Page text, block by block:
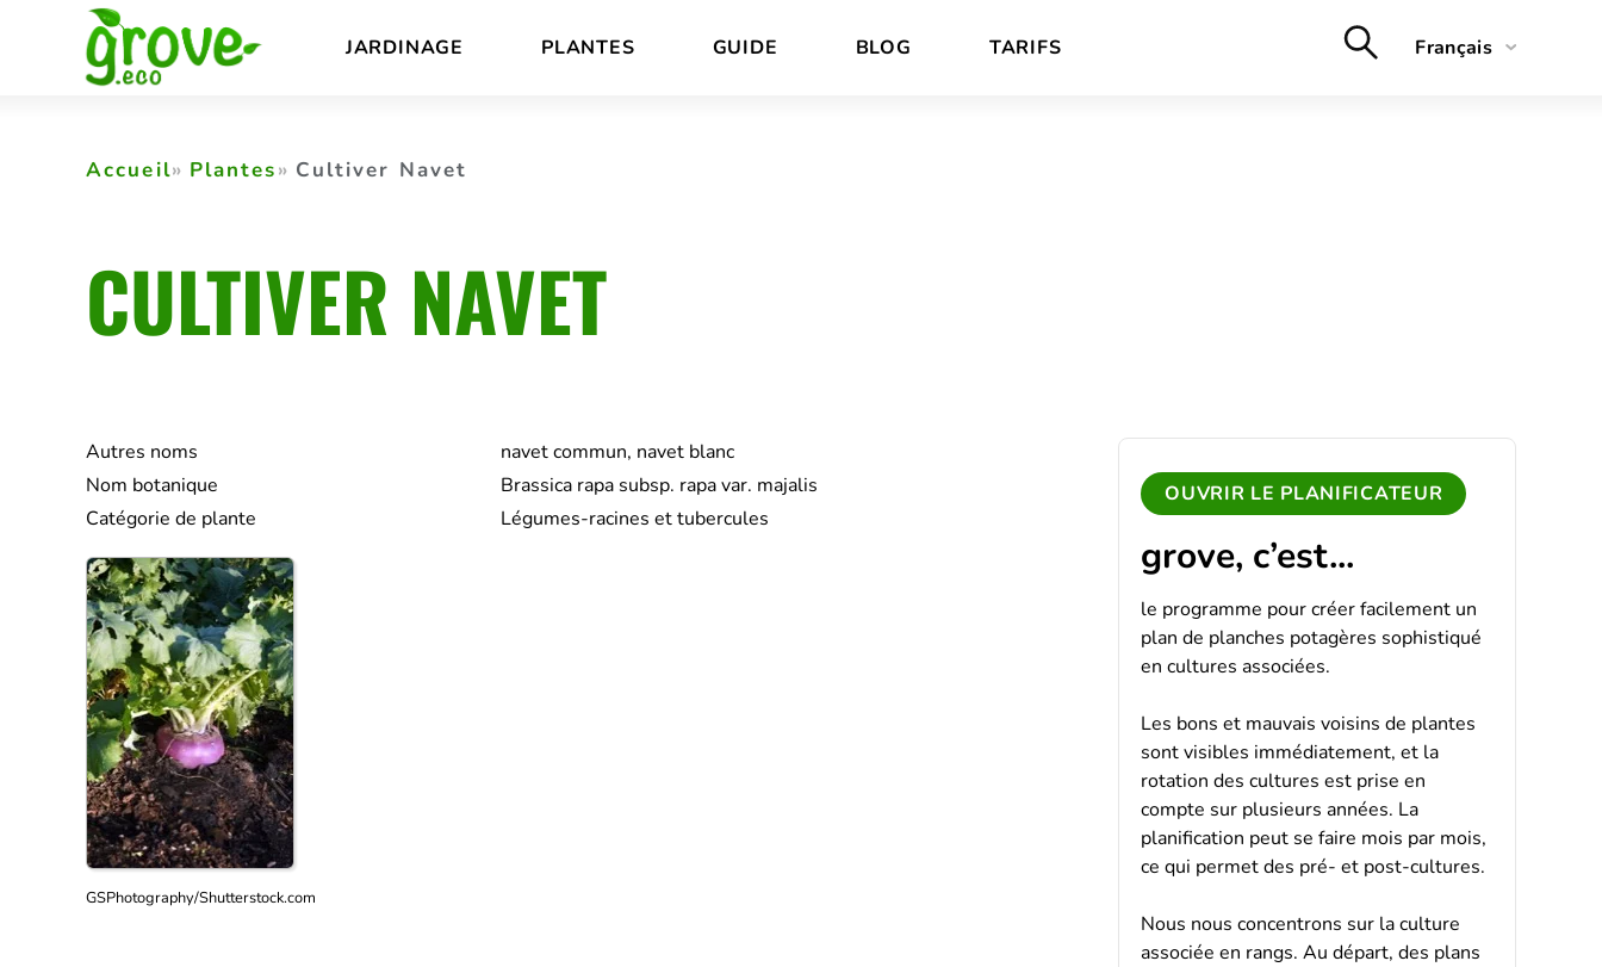
JARDINAGE PLANTES GUIDE BLOG TARIFS Français
Accueil Plantes Cultiver Navet
CULTIVER NAVET
Autres noms
navet commun, navet blanc
Nom botanique
Brassica rapa subsp. rapa var. majalis
Catégorie de plante
Légumes-racines et tubercules
GSPhotography/Shutterstock.com
OUVRIR LE PLANIFICATEUR
grove, c’est...
le programme pour créer facilement un
plan de planches potagères sophistiqué
en cultures associées.
Les bons et mauvais voisins de plantes
sont visibles immédiatement, et la
rotation des cultures est prise en
compte sur plusieurs années. La
planification peut se faire mois par mois,
ce qui permet des pré- et post-cultures.
Nous nous concentrons sur la culture
associée en rangs. Au départ, des plans